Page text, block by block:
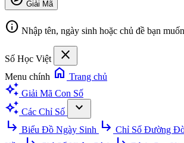
Giải Mã
info Nhập tên, ngày sinh hoặc chủ đề bạn
Số Học Việt close
Menu chính home Trang chủ
auto_awesome Giải Mã Con Số
auto_awesome Các Chỉ Số
expand_more
subdirectory_arrow_right Biểu Đồ Ngày Sinh subdirectory_arrow_right Chỉ Số Đường